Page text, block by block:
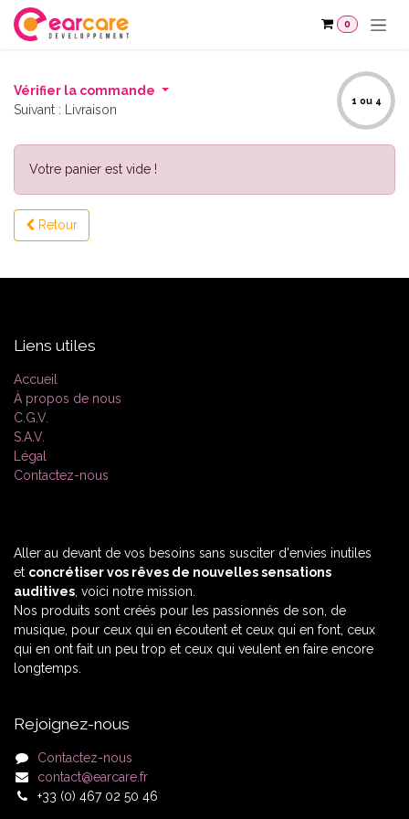
Se rendre au contenu
0
Vérifier la commande
Suivant : Livraison
1 ou 4
Votre panier est vide !
Retour
Liens utiles
Accueil
À propos de nous
C.G.V.
S.A.V.
Légal
Contactez-nous
Aller au devant de vos besoins sans susciter d'envies inutiles
et concrétiser vos rêves de nouvelles sensations
auditives , voici notre mission.
Nos produits sont créés pour les passionnés de son, de
musique, pour ceux qui en écoutent et ceux qui en font, ceux
qui en ont fait un peu trop et ceux qui veulent en faire encore
longtemps.
Rejoignez-nous
Contactez-nous
contact@earcare.fr
+33 (0) 467 02 50 46